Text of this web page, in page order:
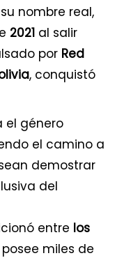
nombre real,
2021 al salir
por Red
, conquistó
el género
el camino a
demostrar
del
entre los
miles de